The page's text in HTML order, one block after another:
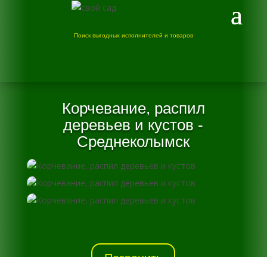
Поиск выгодных исполнителей и товаров
Корчевание, распил
деревьев и кустов -
Среднеколымск